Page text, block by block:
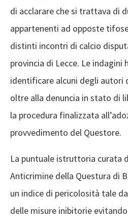
di acclarare che si trattava di
appartenenti ad opposte
distinti incontri di calcio
provincia di Lecce. Le indagini
identificare alcuni degli autori
oltre alla denuncia in stato di
la procedura finalizzata
provvedimento del Questore.
La puntuale istruttoria curata
Anticrimine della Questura di
un indice di pericolosità tale
delle misure inibitorie